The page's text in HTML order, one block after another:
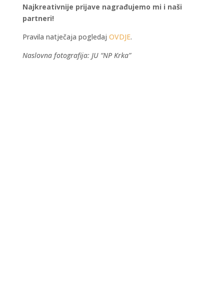
Najkreativnije prijave nagrađujemo mi i naši
partneri!
Pravila natječaja pogledaj OVDJE.
Naslovna fotografija: JU “NP Krka”